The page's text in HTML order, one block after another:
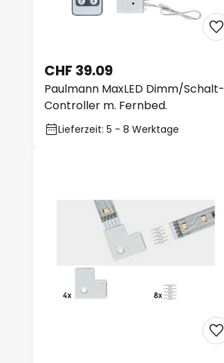
Paulmann MaxLED Dimm/Schalt-
Controller m. Fernbed.
CHF 39.09
Lieferzeit: 5 - 8 Werktage